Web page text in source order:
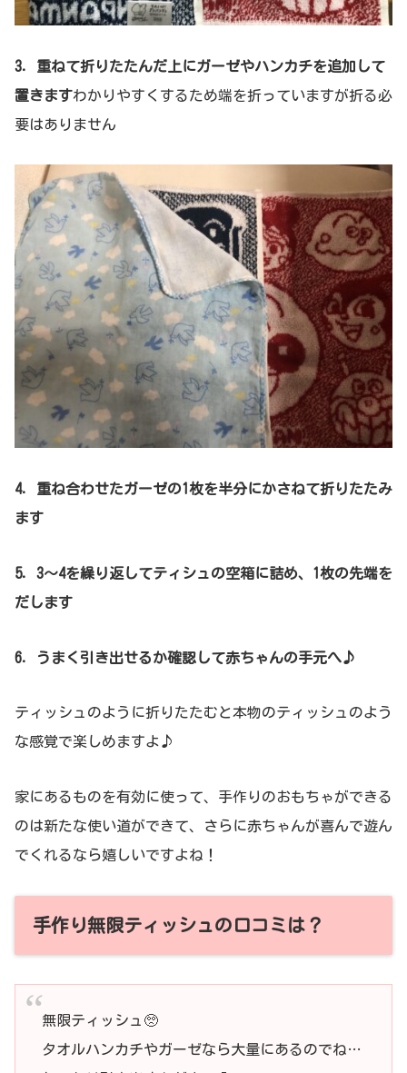
3．重ねて折りたたんだ上にガーゼやハンカチを追加して
置きますわかりやすくするため端を折っていますが折る必
要はありません
4．重ね合わせたガーゼの1枚を半分にかさねて折りたたみ
ます
5．3～4を繰り返してティシュの空箱に詰め、1枚の先端を
だします
6．うまく引き出せるか確認して赤ちゃんの手元へ♪
ティッシュのように折りたたむと本物のティッシュのよう
な感覚で楽しめますよ♪
家にあるものを有効に使って、手作りのおもちゃができる
のは新たな使い道ができて、さらに赤ちゃんが喜んで遊ん
でくれるなら嬉しいですよね！
手作り無限ティッシュの口コミは？
無限ティッシュ🥺
タオルハンカチやガーゼなら大量にあるのでね…